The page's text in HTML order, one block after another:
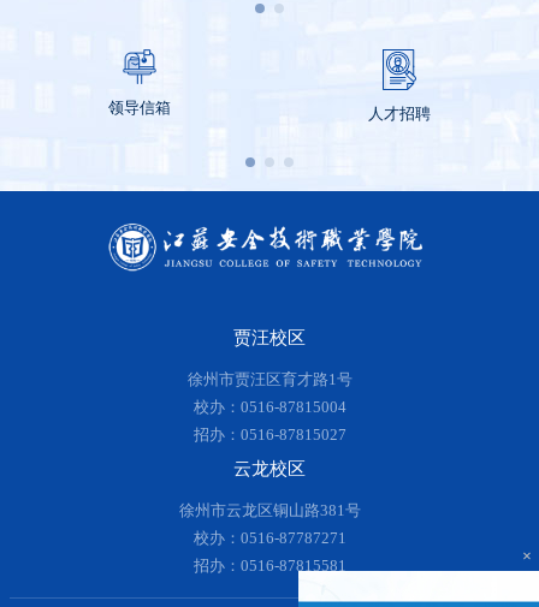
领导信箱 人才招聘
贾汪校区
徐州市贾汪区育才路1号
校办：0516-87815004
招办：0516-87815027
云龙校区
徐州市云龙区铜山路381号
校办：0516-87787271
招办：0516-87815581
×